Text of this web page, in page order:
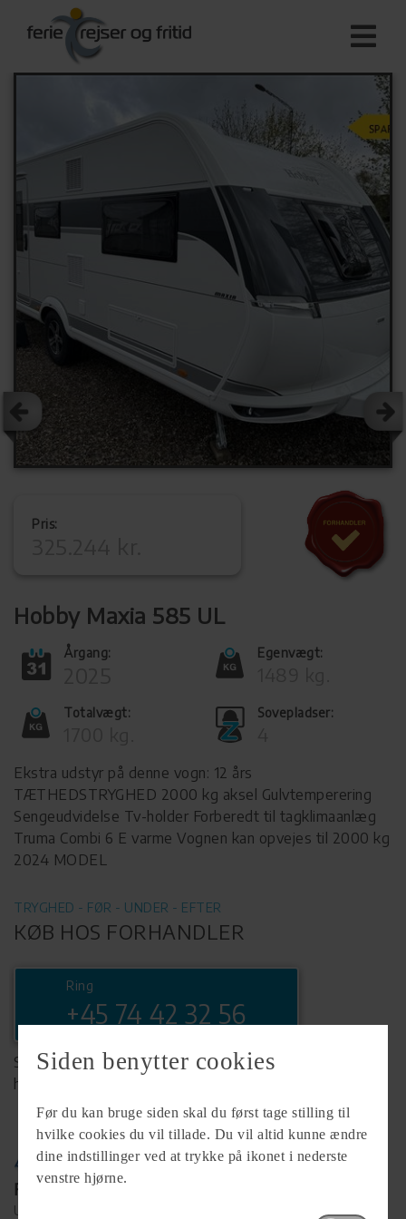
Pris:
Hobby Maxia 585 UL
Årgang: Egenvægt:
Totalvægt: Sovepladser:
Ekstra udstyr på denne vogn: 12 års
TÆTHEDSTRYGHED 2000 kg aksel Gulvtemperering
Sengeudvidelse Tv-holder Forberedt til tagklimaanlæg
Truma Combi 6 E varme Vognen kan opvejes til 2000 kg
2024 MODEL
TRYGHED - FØR - UNDER - EFTER
KØB HOS FORHANDLER
Ring
+45 74 42 32 56
Se komplet info på forhandlerens
hjemmeside
Forhandler
Ulkebøl Camping Gård
Siden benytter cookies
Før du kan bruge siden skal du først tage stilling til
hvilke cookies du vil tillade. Du vil altid kunne ændre
dine indstillinger ved at trykke på ikonet i nederste
venstre hjørne.